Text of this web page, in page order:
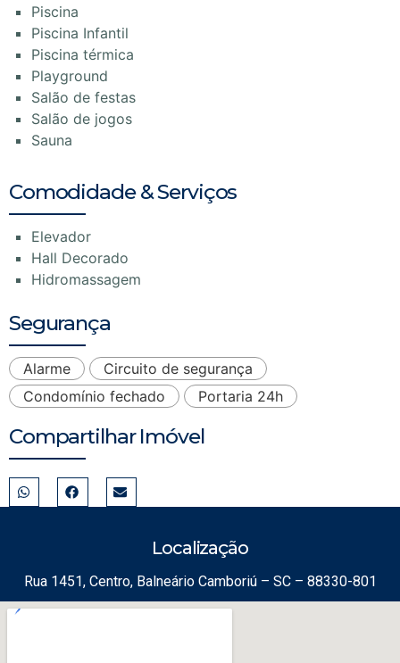
Piscina
Piscina Infantil
Piscina térmica
Playground
Salão de festas
Salão de jogos
Sauna
Comodidade & Serviços
Elevador
Hall Decorado
Hidromassagem
Segurança
Alarme
Circuito de segurança
Condomínio fechado
Portaria 24h
Compartilhar Imóvel
Localização
Rua 1451, Centro, Balneário Camboriú – SC – 88330-801